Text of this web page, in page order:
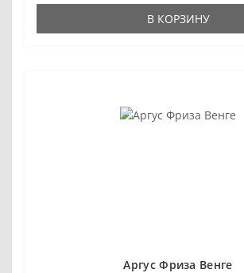
В КОРЗИНУ
Аргус Фриза Венге